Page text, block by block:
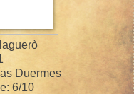
Duermes
6/10